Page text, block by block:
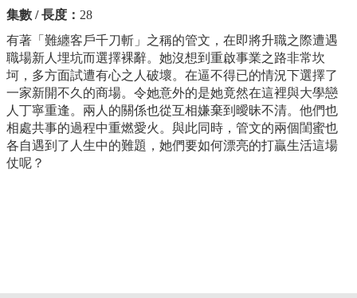
集數 / 長度： 28
有著「難纏客戶千刀斬」之稱的管文，在即將升職之際遭遇
職場新人埋坑而選擇裸辭。她沒想到重啟事業之路非常坎
坷，多方面試遭有心之人破壞。在逼不得已的情況下選擇了
一家新開不久的商場。令她意外的是她竟然在這裡與大學戀
人丁寧重逢。兩人的關係也從互相嫌棄到曖昧不清。他們也
相處共事的過程中重燃愛火。與此同時，管文的兩個閨蜜也
各自遇到了人生中的難題，她們要如何漂亮的打贏生活這場
仗呢？